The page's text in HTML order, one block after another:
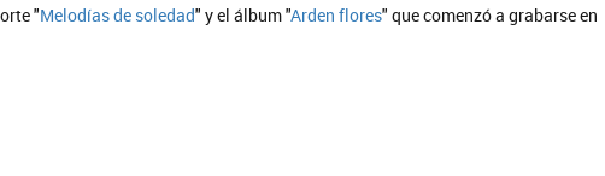
"Melodías de soledad" y el álbum "Arden flores" que comenzó a grabarse en